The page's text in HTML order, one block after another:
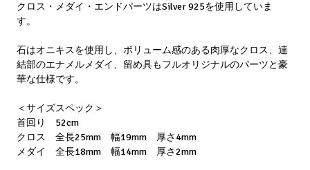
クロス・メダイ・エンドパーツはSilver 925を使用していま
す。
石はオニキスを使用し、ボリューム感のある肉厚なクロス、連
結部のエナメルメダイ、留め具もフルオリジナルのパーツと豪
華な仕様です。
＜サイズスペック＞
首回り 52cm
クロス 全長25mm 幅19mm 厚さ4mm
メダイ 全長18mm 幅14mm 厚さ2mm